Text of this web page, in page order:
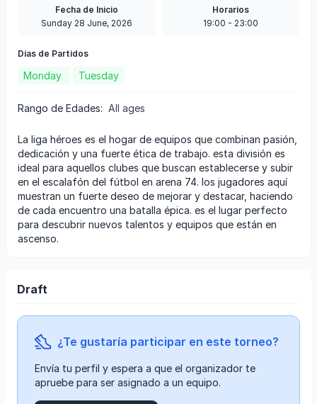
Fecha de Inicio
Sunday 28 June, 2026
Horarios
19:00 - 23:00
Días de Partidos
Monday Tuesday
Rango de Edades: All ages
la liga héroes es el hogar de equipos que combinan pasión,
dedicación y una fuerte ética de trabajo. esta división es
ideal para aquellos clubes que buscan establecerse y subir
en el escalafón del fútbol en arena 74. los jugadores aquí
muestran un fuerte deseo de mejorar y destacar, haciendo
de cada encuentro una batalla épica. es el lugar perfecto
para descubrir nuevos talentos y equipos que están en
ascenso.
Draft
¿Te gustaría participar en este torneo?
envía tu perfil y espera a que el organizador te
apruebe para ser asignado a un equipo.